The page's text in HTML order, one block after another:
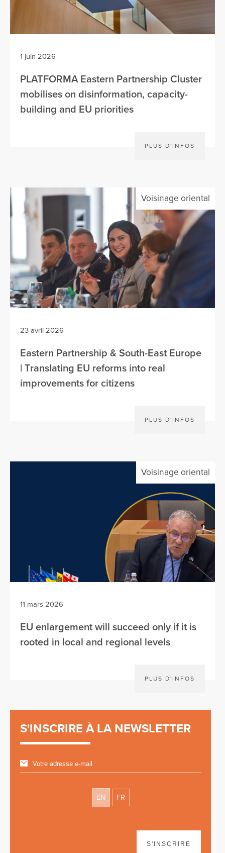
1 juin 2026
PLATFORMA Eastern Partnership Cluster
mobilises on disinformation, capacity-
building and EU priorities
PLUS D'INFOS
Voisinage oriental
23 avril 2026
Eastern Partnership & South-East Europe
| Translating EU reforms into real
improvements for citizens
PLUS D'INFOS
Voisinage oriental
11 mars 2026
EU enlargement will succeed only if it is
rooted in local and regional levels
PLUS D'INFOS
S'INSCRIRE À LA NEWSLETTER
EN FR
S'INSCRIRE